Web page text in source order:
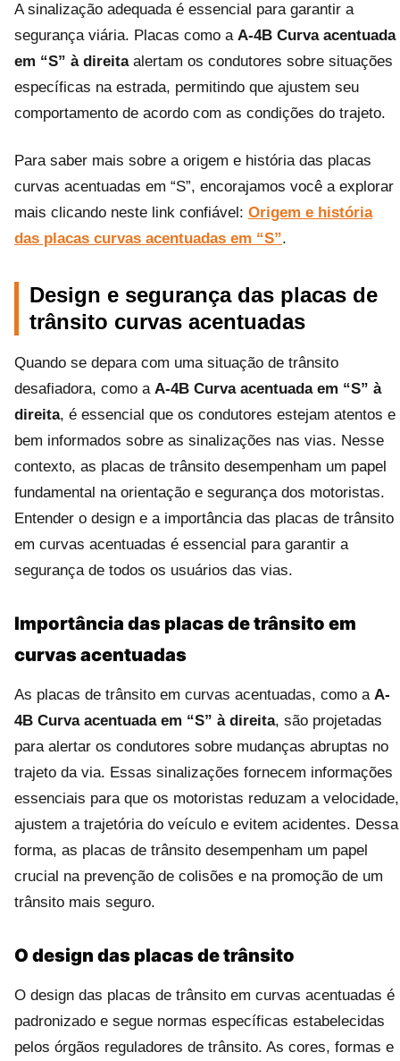
A sinalização adequada é essencial para garantir a
segurança viária. Placas como a A-4B Curva acentuada
em “S” à direitaalertam os condutores sobre situações
específicas na estrada, permitindo que ajustem seu
comportamento de acordo com as condições do trajeto.
Para saber mais sobre a origem e história das placas
curvas acentuadas em “S”, encorajamos você a explorar
mais clicando neste link confiável: Origem e história
das placas curvas acentuadas em “S”.
Design e segurança das placas de
trânsito curvas acentuadas
Quando se depara com uma situação de trânsito
desafiadora, como a A-4B Curva acentuada em “S” à
direita, é essencial que os condutores estejam atentos e
bem informados sobre as sinalizações nas vias. Nesse
contexto, as placas de trânsito desempenham um papel
fundamental na orientação e segurança dos motoristas.
Entender o design e a importância das placas de trânsito
em curvas acentuadas é essencial para garantir a
segurança de todos os usuários das vias.
Importância das placas de trânsito em
curvas acentuadas
As placas de trânsito em curvas acentuadas, como a A-
4B Curva acentuada em “S” à direita, são projetadas
para alertar os condutores sobre mudanças abruptas no
trajeto da via. Essas sinalizações fornecem informações
essenciais para que os motoristas reduzam a velocidade,
ajustem a trajetória do veículo e evitem acidentes. Dessa
forma, as placas de trânsito desempenham um papel
crucial na prevenção de colisões e na promoção de um
trânsito mais seguro.
O design das placas de trânsito
O design das placas de trânsito em curvas acentuadas é
padronizado e segue normas específicas estabelecidas
pelos órgãos reguladores de trânsito. As cores, formas e